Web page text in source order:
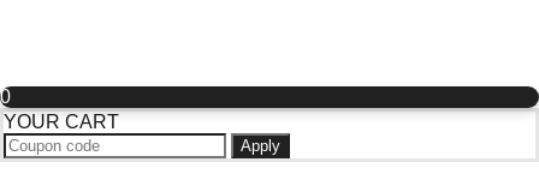
0
YOUR CART
Apply